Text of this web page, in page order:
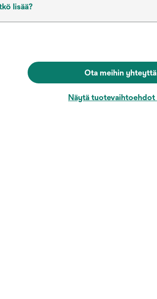
lisää?
Ota meihin yhteyttä
Näytä tuotevaihtoehdot